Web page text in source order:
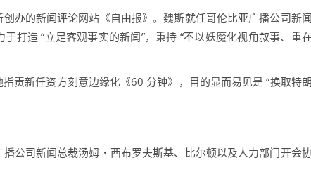
的新闻评论网站《自由报》。魏斯就任哥伦比亚广播公司新闻
打造 “立足客观事实的新闻”，秉持 “不以妖魔化视角叙事、重在
新任资方刻意边缘化《60 分钟》，目的显而易见是 “换取特朗
司新闻总裁汤姆・西布罗夫斯基、比尔顿以及人力部门开会